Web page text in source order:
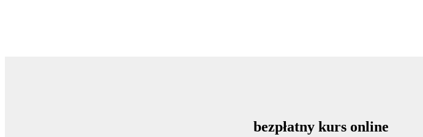
bezpłatny kurs online